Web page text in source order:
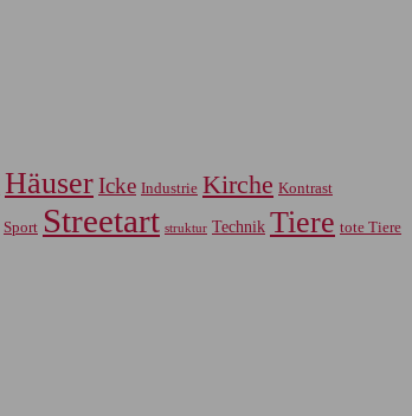
HäuserIcke Industrie Kirche Kontrast
Sport Streetart struktur Technik Tiere tote Tiere